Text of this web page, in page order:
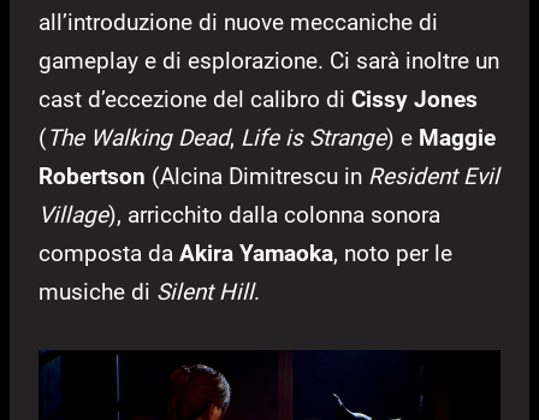
all’introduzione di nuove meccaniche di
gameplay e di esplorazione. Ci sarà inoltre un
cast d’eccezione del calibro di Cissy Jones
(The Walking Dead, Life is Strange) e Maggie
Robertson (Alcina Dimitrescu in Resident Evil
Village), arricchito dalla colonna sonora
composta da Akira Yamaoka, noto per le
musiche di Silent Hill.